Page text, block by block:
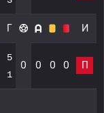
Г И
5
1
0 0 0 0 П